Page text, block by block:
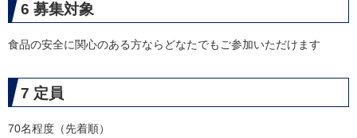
6 募集対象
食品の安全に関心のある方ならどなたでもご参加いただけます
7 定員
70名程度（先着順）